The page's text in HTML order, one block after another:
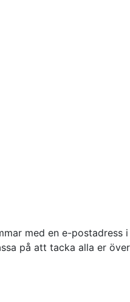
med en e-
på att tacka alla er